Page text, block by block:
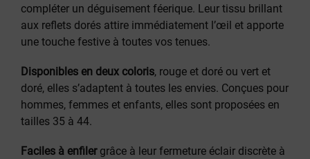
compléter un déguisement féerique. Leur tissu brillant
aux reflets dorés attire immédiatement l’œil et apporte
une touche festive à toutes vos tenues.
Disponibles en deux coloris, rouge et doré ou vert et
doré, elles s’adaptent à toutes les envies. Conçues pour
hommes, femmes et enfants, elles sont proposées en
tailles 35 à 44.
Faciles à enfilergrâce à leur fermeture éclair discrète à